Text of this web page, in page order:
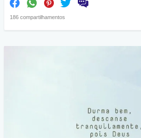
186 compartilhamentos